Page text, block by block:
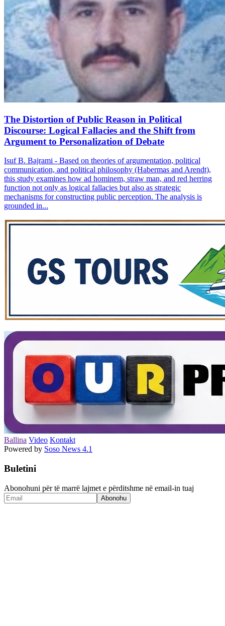
The Distortion of Public Reason in Political
Discourse: Logical Fallacies and the Shift from
Argument to Personalization of Debate
Isuf B. Bajrami - Based on theories of argumentation, political
communication, and political philosophy (Habermas and Arendt),
this study examines how ad hominem, straw man, and red herring
function not only as logical fallacies but also as strategic
mechanisms for constructing public perception. The analysis is
grounded in...
Ballina Video Kontakt
Powered by Soso News 4.1
Buletini
Abonohuni për të marrë lajmet e përditshme në email-in tuaj
Abonohu